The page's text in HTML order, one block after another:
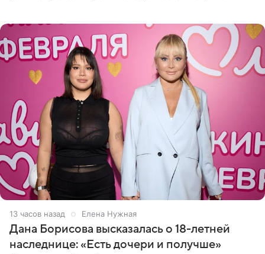
13 часов назад Елена Нужная
Дана Борисова высказалась о 18-летней
наследнице: «Есть дочери и получше»